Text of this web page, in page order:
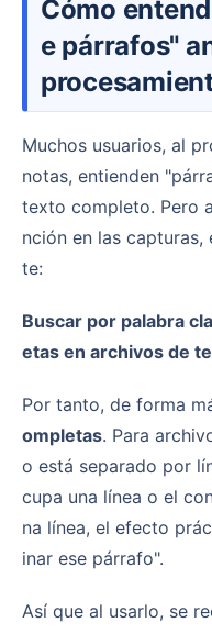
Cómo entender la "eliminación d
e párrafos"
Muchos usuarios, al procesar archivos txt de bloc de
notas, entienden
texto completo. Pero
nción en las
te:
Buscar por palabra clave y reemplazar líneas compl
etas en archivos de
Por tanto, de forma
ompletas. Para
o está separado por
cupa una línea o el
na línea, el efecto
inar ese párrafo".
Así que al usarlo, se recomienda verificar primero la e